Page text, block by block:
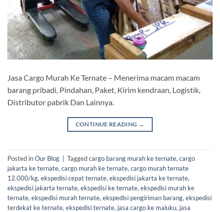
Jasa Cargo Murah Ke Ternate – Menerima macam macam
barang pribadi, Pindahan, Paket, Kirim kendraan, Logistik,
Distributor pabrik Dan Lainnya.
CONTINUE READING →
Posted inOur Blog | Taggedcargo barang murah ke ternate, cargo
jakarta ke ternate, cargo murah ke ternate, cargo murah ternate
12.000/kg, ekspedisi cepat ternate, ekspedisi jakarta ke ternate,
ekspedisi jakarta ternate, ekspedisi ke ternate, ekspedisi murah ke
ternate, ekspedisi murah ternate, ekspedisi pengiriman barang, ekspedisi
terdekat ke ternate, ekspedisi ternate, jasa cargo ke maluku, jasa